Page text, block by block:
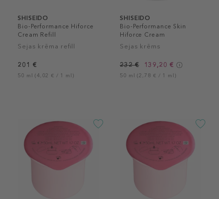
SHISEIDO
Bio-Performance Hiforce
Cream Refill
Sejas krēma refill
201 €
50 ml (4,02 € / 1 ml)
SHISEIDO
Bio-Performance Skin
Hiforce Cream
Sejas krēms
232 € 139,20 €
50 ml (2,78 € / 1 ml)